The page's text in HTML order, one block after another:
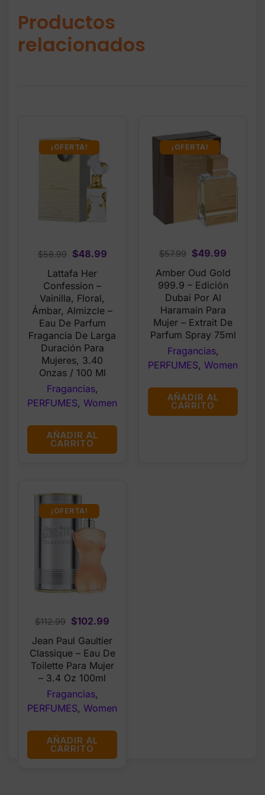
Productos
relacionados
¡OFERTA!
$58.99
Original
price
was:
$58.99.
$48.99Current
Lattafa Her
Confession –
Vainilla, Floral,
Ámbar, Almizcle –
Eau De Parfum
Fragancia De Larga
Duración Para
Mujeres, 3.40
Onzas / 100 Ml
Fragancias,
PERFUMES, Women
AÑADIR AL
CARRITO
¡OFERTA!
$57.99 Original
price
was:
$57.99.
$49.99
price
is:
Amber Oud Gold
999.9 – Edición
Dubai Por Al
Haramain Para
Mujer – Extrait De
Parfum Spray 75ml
Fragancias,
PERFUMES, Women
AÑADIR AL
CARRITO
¡OFERTA!
$112.99 Original
price
was:
$112.99.
$102.99
is:
$102.99.
Jean Paul Gaultier
Classique – Eau De
Toilette Para Mujer
– 3.4 Oz 100ml
Fragancias,
PERFUMES, Women
AÑADIR AL
CARRITO